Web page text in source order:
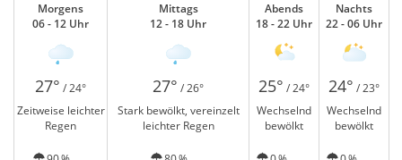
Morgens
06 - 12 Uhr
Mittags
12 - 18 Uhr
Abends
18 - 22 Uhr
Nachts
22 - 06 Uhr
27° / 24° 27° / 26° 25° / 24° 24° / 23°
Zeitweise leichter
Regen
Stark bewölkt, vereinzelt
leichter Regen
Wechselnd
bewölkt
Wechselnd
bewölkt